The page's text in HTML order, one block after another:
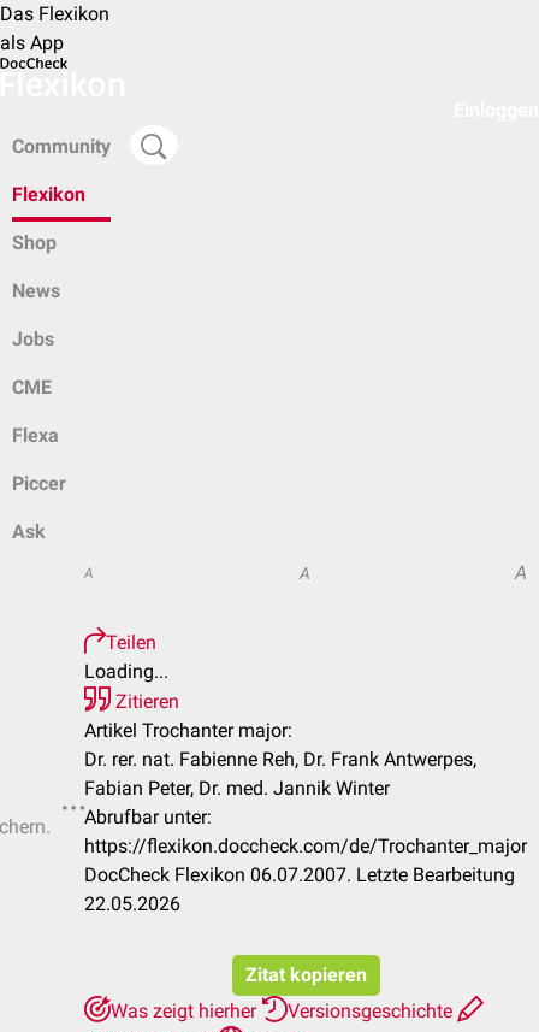
Das Flexikon
als App
Community
Flexikon
Shop
News
Jobs
CME
Flexa
Piccer
Ask
A A A
Teilen
Loading...
Zitieren
Artikel Trochanter major:
Dr. rer. nat. Fabienne Reh, Dr. Frank Antwerpes,
Fabian Peter, Dr. med. Jannik Winter
Abrufbar unter:
https://flexikon.doccheck.com/de/Trochanter_major
DocCheck Flexikon 06.07.2007. Letzte Bearbeitung
22.05.2026
Zitat kopieren
Was zeigt hierher
Versionsgeschichte